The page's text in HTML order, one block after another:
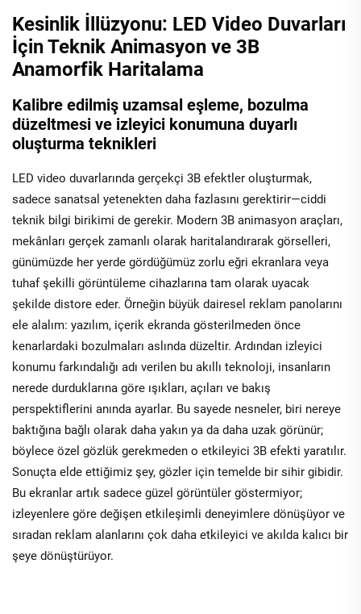
Kesinlik İllüzyonu: LED Video Duvarları
İçin Teknik Animasyon ve 3B
Anamorfik Haritalama
Kalibre edilmiş uzamsal eşleme, bozulma
düzeltmesi ve izleyici konumuna duyarlı
oluşturma teknikleri
LED video duvarlarında gerçekçi 3B efektler oluşturmak,
sadece sanatsal yetenekten daha fazlasını gerektirir—ciddi
teknik bilgi birikimi de gerekir. Modern 3B animasyon araçları,
mekânları gerçek zamanlı olarak haritalandırarak görselleri,
günümüzde her yerde gördüğümüz zorlu eğri ekranlara veya
tuhaf şekilli görüntüleme cihazlarına tam olarak uyacak
şekilde distore eder. Örneğin büyük dairesel reklam panolarını
ele alalım: yazılım, içerik ekranda gösterilmeden önce
kenarlardaki bozulmaları aslında düzeltir. Ardından izleyici
konumu farkındalığı adı verilen bu akıllı teknoloji, insanların
nerede durduklarına göre ışıkları, açıları ve bakış
perspektiflerini anında ayarlar. Bu sayede nesneler, biri nereye
baktığına bağlı olarak daha yakın ya da daha uzak görünür;
böylece özel gözlük gerekmeden o etkileyici 3B efekti yaratılır.
Sonuçta elde ettiğimiz şey, gözler için temelde bir sihir gibidir.
Bu ekranlar artık sadece güzel görüntüler göstermiyor;
izleyenlere göre değişen etkileşimli deneyimlere dönüşüyor ve
sıradan reklam alanlarını çok daha etkileyici ve akılda kalıcı bir
şeye dönüştürüyor.